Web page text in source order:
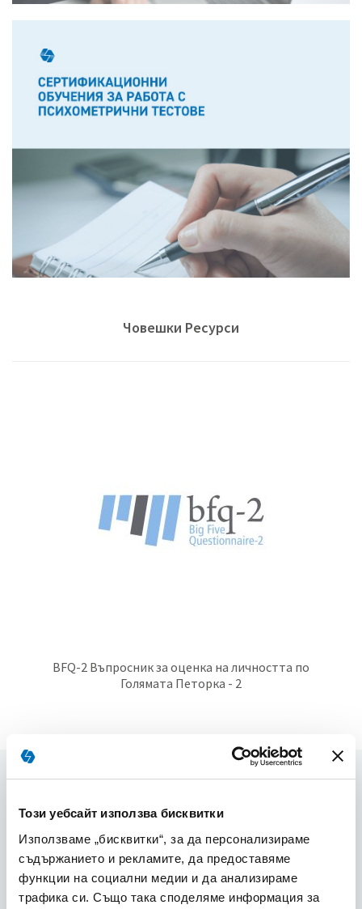
Този уебсайт използва бисквитки
Използваме „бисквитки“, за да персонализираме
съдържанието и рекламите, да предоставяме
функции на социални медии и да анализираме
трафика си. Също така споделяме информация за
Човешки Ресурси
BFQ-2 Въпросник за оценка на личността по
Голямата Петорка - 2
Човешки Ресурси